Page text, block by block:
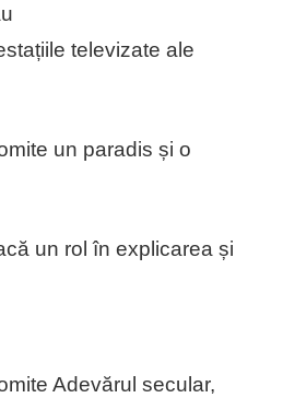
televizate ale
un paradis și o
un rol în explicarea și
Adevărul secular,